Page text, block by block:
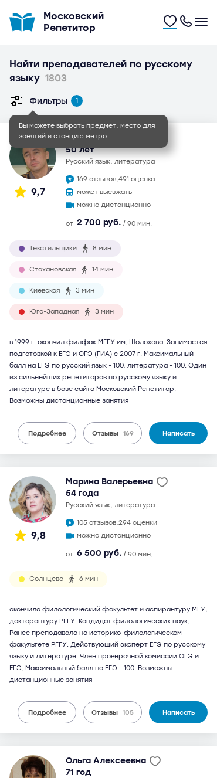
Московский
Репетитор
Найти преподавателей по русскому
языку 1803
Вы можете выбрать предмет, место для
занятий и станцию метро
Фильтры 1
9,7
Иван Игоревич
50 лет
русский язык, литература
169 отзывов,491 оценка
может выезжать
можно дистанционно
от 2 700 руб. / 90 мин.
Текстильщики 8 мин
Стахановская 14 мин
Киевская 3 мин
Юго-Западная 3 мин
в 1999 г. окончил филфак МГГУ им. Шолохова. Занимается
подготовкой к ЕГЭ и ОГЭ (ГИА) с 2007 г. Максимальный
балл на ЕГЭ по русский язык - 100, литература - 100. Один
из сильнейших репетиторов по русскому языку и
литературе в базе сайта Московский Репетитор.
Возможны дистанционные занятия
Подробнее Отзывы 169 Написать
9,8
Марина Валерьевна
54 года
русский язык, литература
105 отзывов,294 оценки
можно дистанционно
от 6 500 руб. / 90 мин.
Солнцево 6 мин
окончила филологический факультет и аспирантуру МГУ,
докторантуру РГГУ. Кандидат филологических наук.
Ранее преподавала на историко-филологическом
факультете РГГУ. Действующий эксперт ЕГЭ по русскому
языку и литературе. Член проверочной комиссии ОГЭ и
ЕГЭ. Максимальный балл на ЕГЭ - 100. Возможны
дистанционные занятия
Подробнее Отзывы 105 Написать
Ольга Алексеевна
71 год